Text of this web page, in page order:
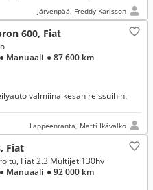
Järvenpää, Freddy Karlsson
600, Fiat
● Manuaali ● 87 600 km
valmiina kesän reissuihin.
Lappeenranta, Matti Ikävalko
Fiat
Fiat 2.3 Multijet 130hv
● Manuaali ● 92 000 km